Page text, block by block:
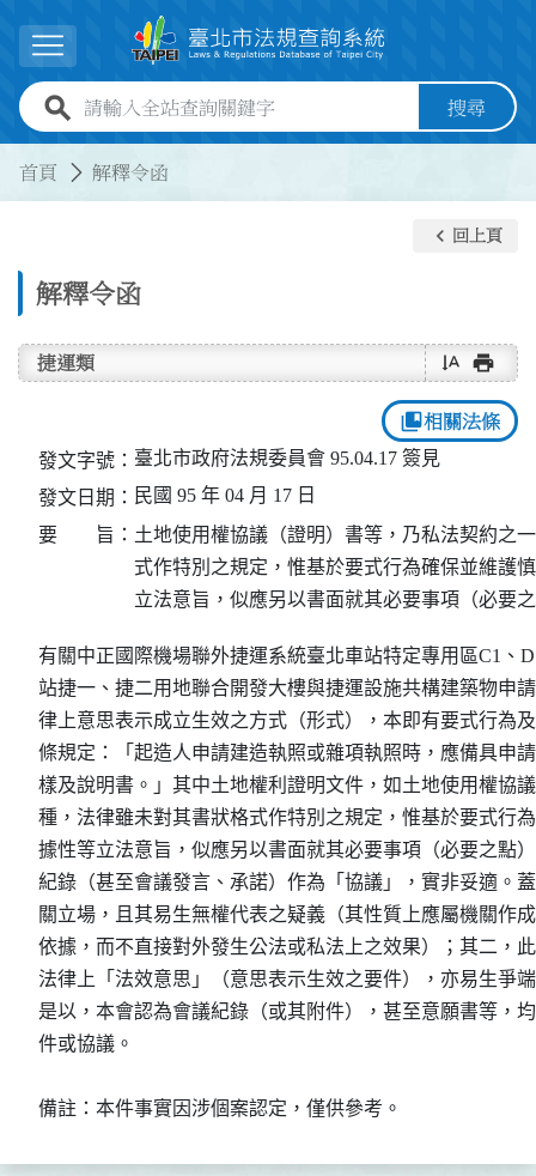
展開選單
全站查詢關鍵字欄位 搜尋
首頁 解釋令函
解釋令函
keyboard_arrow_left 回上頁
捷運類 text_rotate_vertical print
collections_bookmark相關法條
發文字號： 臺北市政府法規委員會 95.04.17 簽見
發文日期： 民國 95 年 04 月 17 日
要 旨： 土地使用權協議（證明）書等，乃私法契約之
式作特別之規定，惟基於要式行為確保並維護
立法意旨，似應另以書面就其必要事項（必要
有關中正國際機場聯外捷運系統臺北車站特定專用區C1、
站捷一、捷二用地聯合開發大樓與捷運設施共構建築物申
律上意思表示成立生效之方式（形式），本即有要式行為
條規定：「起造人申請建造執照或雜項執照時，應備具申
樣及說明書。」其中土地權利證明文件，如土地使用權協
種，法律雖未對其書狀格式作特別之規定，惟基於要式行
據性等立法意旨，似應另以書面就其必要事項（必要之點
紀錄（甚至會議發言、承諾）作為「協議」，實非妥適。
關立場，且其易生無權代表之疑義（其性質上應屬機關作
依據，而不直接對外發生公法或私法上之效果）；其二，
法律上「法效意思」（意思表示生效之要件），亦易生爭
是以，本會認為會議紀錄（或其附件），甚至意願書等，
件或協議。
備註：本件事實因涉個案認定，僅供參考。